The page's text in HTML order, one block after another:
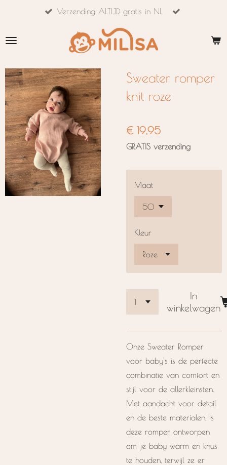
naar
hoofdinhoud
Verzending ALTIJD gratis in NL
Sweater romper
knit roze
€ 19,95
GRATIS verzending
Maat
Kleur
In
winkelwagen
Onze Sweater Romper
voor baby's is de perfecte
combinatie van comfort en
stijl voor de allerkleinsten.
Met aandacht voor detail
en de beste materialen, is
deze romper ontworpen
om je baby warm en knus
te houden, terwijl ze er